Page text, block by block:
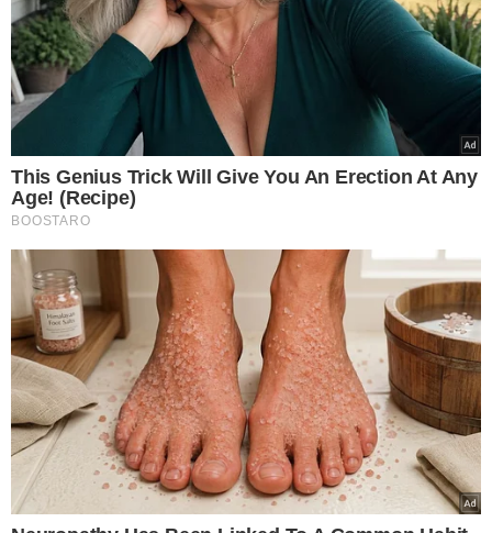
LEIA MAIS
Sobral visitam obras e
entregam mais uma rodovia
no Piauí
SUDESTE DO ESTADO
Rafael Fonteles inaugura
obras em seis municípios do
Piauí nesta quinta (2)